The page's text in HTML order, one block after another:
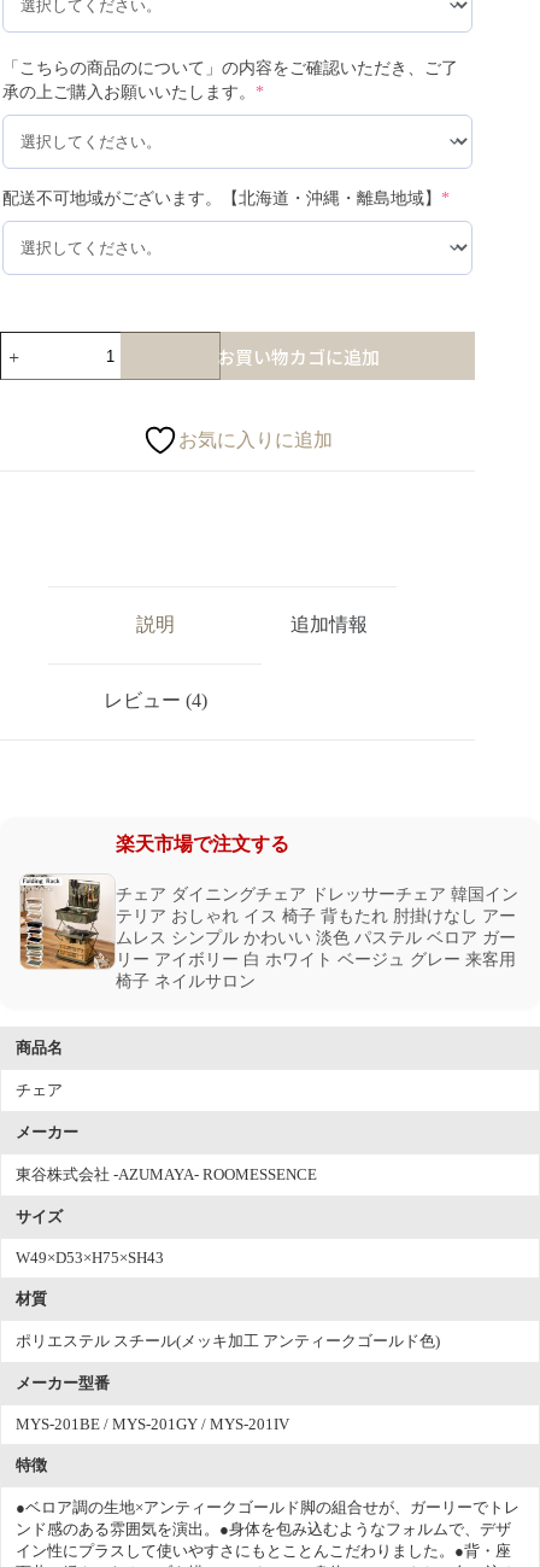
「こちらの商品のについて」の内容をご確認いただき、ご了
承の上ご購入お願いいたします。 *
配送不可地域がございます。【北海道・沖縄・離島地域】 *
お買い物カゴに追加
お気に入りに追加
説明 追加情報
レビュー (4)
楽天市場で注文する
チェア ダイニングチェア ドレッサーチェア 韓国イン
テリア おしゃれ イス 椅子 背もたれ 肘掛けなし アー
ムレス シンプル かわいい 淡色 パステル ベロア ガー
リー アイボリー 白 ホワイト ベージュ グレー 来客用
椅子 ネイルサロン
商品名
チェア
メーカー
東谷株式会社 -AZUMAYA- ROOMESSENCE
サイズ
W49×D53×H75×SH43
材質
ポリエステル スチール(メッキ加工 アンティークゴールド色)
メーカー型番
MYS-201BE / MYS-201GY / MYS-201IV
特徴
●ベロア調の生地×アンティークゴールド脚の組合せが、ガーリーでトレ
ンド感のある雰囲気を演出。●身体を包み込むようなフォルムで、デザ
イン性にプラスして使いやすさにもとことんこだわりました。●背・座